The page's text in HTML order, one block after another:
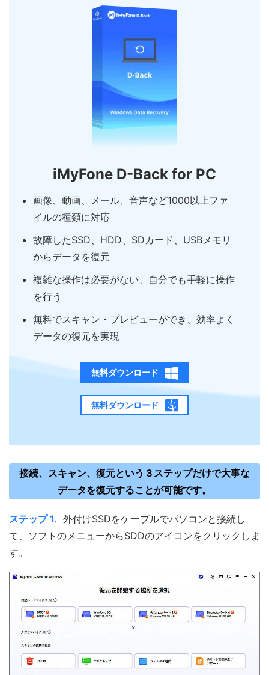
iMyFone D-Back for PC
画像、動画、メール、音声など1000以上ファ
イルの種類に対応
故障したSSD、HDD、SDカード、USBメモリ
からデータを復元
複雑な操作は必要がない、自分でも手軽に操作
を行う
無料でスキャン・プレビューができ、効率よく
データの復元を実現
無料ダウンロード
無料ダウンロード
接続、スキャン、復元という３ステップだけで大事な
データを復元することが可能です。
ステップ 1. 外付けSSDをケーブルでパソコンと接続し
て、ソフトのメニューからSDDのアイコンをクリックしま
す。